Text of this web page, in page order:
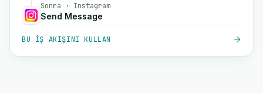
Sonra · Instagram
Send Message
BU IŞ AKIŞINI KULLAN